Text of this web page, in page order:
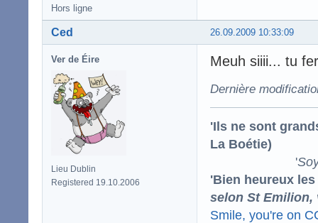
Hors ligne
26.09.2009 10:33:09
Ced
Ver de Éire
Lieu Dublin
Registered 19.10.2006
Meuh siiii... tu
Dernière
'Ils ne sont
La Boétie)
'
'Bien heureux
selon St Emilion,
Smile, you're on